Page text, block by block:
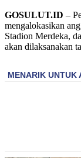
GOSULUT.ID –
mengalokasikan
Stadion Merdeka,
akan dilaksanakan